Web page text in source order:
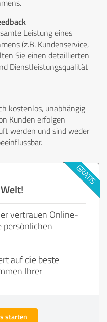
Leistung eines
(z.B. Kundenservice,
Sie einen detaillierten
Dienstleistungsqualität
kostenlos, unabhängig
Kunden erfolgen
werden und sind weder
vertrauen Online-
persönlichen
auf die beste
Ihrer
starten